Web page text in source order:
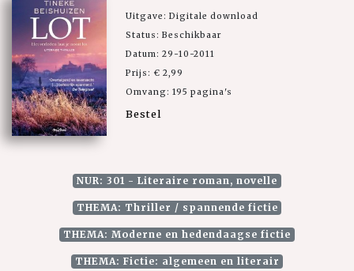
Uitgave: Digitale download
Status: Beschikbaar
Datum: 29-10-2011
Prijs: € 2,99
Omvang: 195 pagina's
Bestel
NUR: 301 - Literaire roman, novelle
THEMA: Thriller / spannende fictie
THEMA: Moderne en hedendaagse fictie
THEMA: Fictie: algemeen en literair